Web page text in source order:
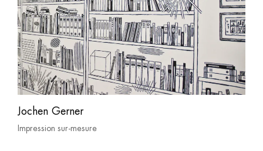
Jochen Gerner
Impression sur-mesure